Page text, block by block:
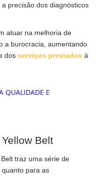
precisão dos diagnósticos
atuar na melhoria de
a burocracia, aumentando
dos serviços prestados à
Belt
traz uma série de
para as